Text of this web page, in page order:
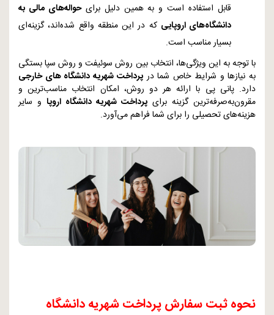
قابل استفاده است و به همین دلیل برایحواله‌های مالی به
دانشگاه‌های اروپایی که در این منطقه واقع شده‌اند، گزینه‌ای
بسیار مناسب است.
با توجه به این ویژگی‌ها، انتخاب بین روش سوئیفت و روش سپا بستگی
به نیازها و شرایط خاص شما درپرداخت شهریه دانشگاه‌ های خارجی
دارد. پانی پی با ارائه هر دو روش، امکان انتخاب مناسب‌ترین و
مقرون‌به‌صرفه‌ترین گزینه برای پرداخت شهریه دانشگاه اروپا و سایر
هزینه‌های تحصیلی را برای شما فراهم می‌آورد.
نحوه ثبت سفارش پرداخت شهریه دانشگاه